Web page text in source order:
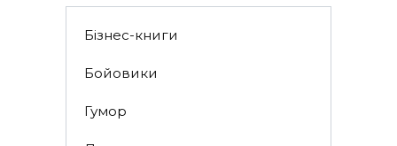
Бізнес-книги
Бойовики
Гумор